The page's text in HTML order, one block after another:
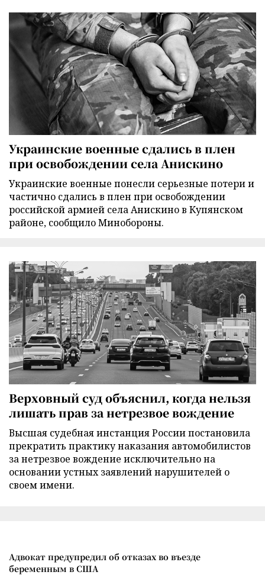
Украинские военные сдались в плен
при освобождении села Анискино
Украинские военные понесли серьезные потери и
частично сдались в плен при освобождении
российской армией села Анискино в Купянском
районе, сообщило Минобороны.
Верховный суд объяснил, когда нельзя
лишать прав за нетрезвое вождение
Высшая судебная инстанция России постановила
прекратить практику наказания автомобилистов
за нетрезвое вождение исключительно на
основании устных заявлений нарушителей о
своем имени.
Адвокат предупредил об отказах во въезде
беременным в США